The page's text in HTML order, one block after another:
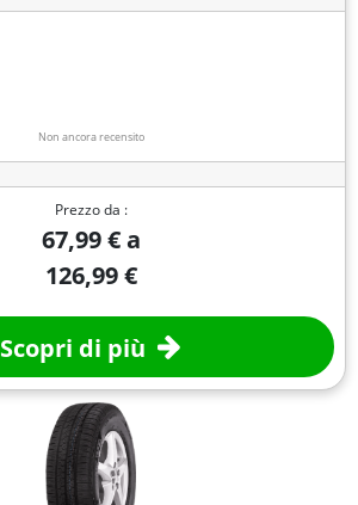
Non ancora recensito
Prezzo da :
67,99 € a
126,99 €
Scopri di più